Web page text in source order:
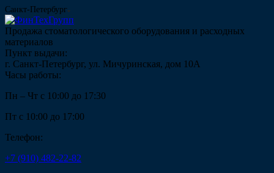
Санкт-Петербург
Продажа стоматологического оборудования и расходных
материалов
Пункт выдачи:
г. Санкт-Петербург, ул. Мичуринская, дом 10А
Часы работы:
Пн – Чт с 10:00 до 17:30
Пт с 10:00 до 17:00
Телефон:
+7 (910) 482-22-82